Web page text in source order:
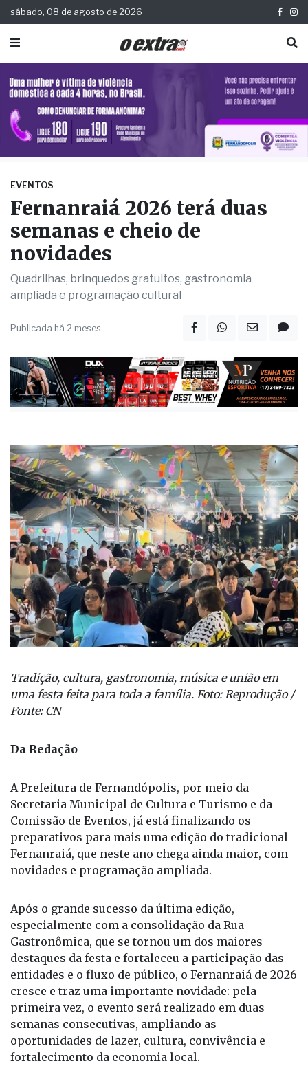
sábado, 08 de agosto de 2026
EVENTOS
Fernanraiá 2026 terá duas
semanas e cheio de
novidades
Quadrilhas, brinquedos gratuitos, gastronomia
ampliada e programação cultural
Publicada há 2 meses
Tradição, cultura, gastronomia, música e união em
uma festa feita para toda a família. Foto: Reprodução /
Fonte: CN
Da Redação
A Prefeitura de Fernandópolis, por meio da
Secretaria Municipal de Cultura e Turismo e da
Comissão de Eventos, já está finalizando os
preparativos para mais uma edição do tradicional
Fernanraiá, que neste ano chega ainda maior, com
novidades e programação ampliada.
Após o grande sucesso da última edição,
especialmente com a consolidação da Rua
Gastronômica, que se tornou um dos maiores
destaques da festa e fortaleceu a participação das
entidades e o fluxo de público, o Fernanraiá de 2026
cresce e traz uma importante novidade: pela
primeira vez, o evento será realizado em duas
semanas consecutivas, ampliando as
oportunidades de lazer, cultura, convivência e
fortalecimento da economia local.